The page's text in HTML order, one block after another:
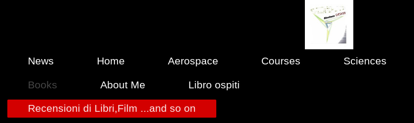
News Home Aerospace Courses Sciences
Books About Me Libro ospiti
Recensioni di Libri,Film ...and so on